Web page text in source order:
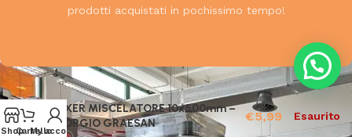
prodotti acquistati in pochissimo tempo!
ShopCarrello
My account
MIXER MISCELATORE 10x500mm –
GIORGIO GRAESAN
€5,99 Esaurito